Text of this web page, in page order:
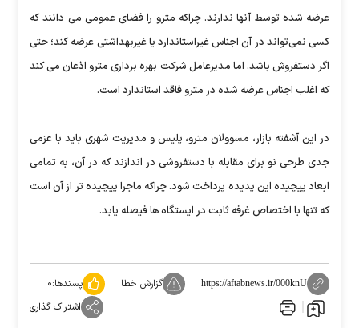
عرضه شده توسط آنها ندارند. چراکه مترو را فضای عمومی می دانند که
کسی نمی‌تواند در آن اجناس غیراستاندارد یا غیربهداشتی عرضه کند؛ حتی
اگر دستفروش باشد. اما مدیرعامل شرکت بهره برداری مترو اذعان می کند
که اغلب اجناس عرضه شده در مترو فاقد استاندارد است.
در این آشفته بازار، مسوولان مترو، پلیس و مدیریت شهری باید با عزمی
جدی طرحی نو برای مقابله با دستفروشی در اندازند که در آن، به تمامی
ابعاد پیچیده این پدیده پرداخت شود. چراکه ماجرا پیچیده تر از آن است
که تنها با اختصاص غرفه ثابت در ایستگاه ها فیصله یابد.
https://aftabnews.ir/000knU گزارش خطا پسندها:۰
اشتراک گذاری